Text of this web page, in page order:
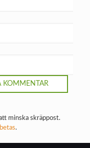
minska skräppost.
.